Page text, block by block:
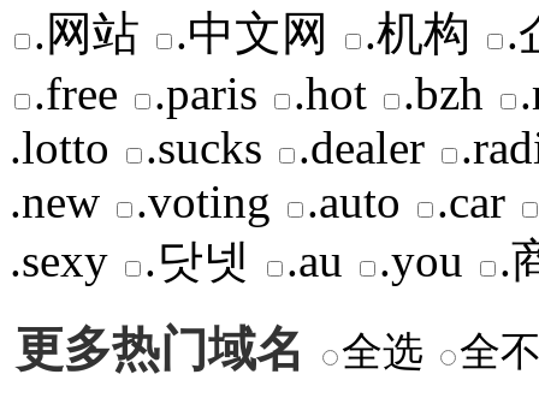
.网站
.中文网 .机构
.
.free
.paris .hot .bzh
.lotto
.sucks .dealer
.new
.voting .auto
.car
.sexy
.닷넷 .au .you .
更多热门域名 全选 全